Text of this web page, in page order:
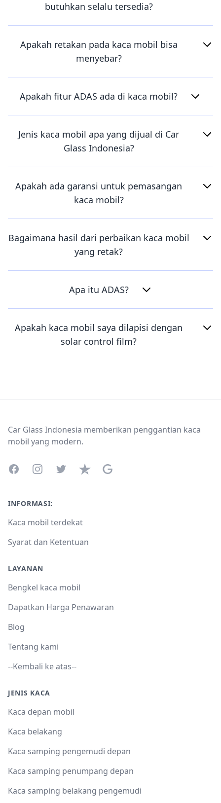
butuhkan selalu tersedia?
Apakah retakan pada kaca mobil bisa
menyebar?
Apakah fitur ADAS ada di kaca mobil?
Jenis kaca mobil apa yang dijual di Car
Glass Indonesia?
Apakah ada garansi untuk pemasangan
kaca mobil?
Bagaimana hasil dari perbaikan kaca mobil
yang retak?
Apa itu ADAS?
Apakah kaca mobil saya dilapisi dengan
solar control film?
Car Glass Indonesia memberikan penggantian kaca
mobil yang modern.
FacebookInstagramTwitterTrustpilotGoogle Business Profile
INFORMASI:
Kaca mobil terdekat
Syarat dan Ketentuan
LAYANAN
Bengkel kaca mobil
Dapatkan Harga Penawaran
Blog
Tentang kami
--Kembali ke atas--
JENIS KACA
Kaca depan mobil
Kaca belakang
Kaca samping pengemudi depan
Kaca samping penumpang depan
Kaca samping belakang pengemudi